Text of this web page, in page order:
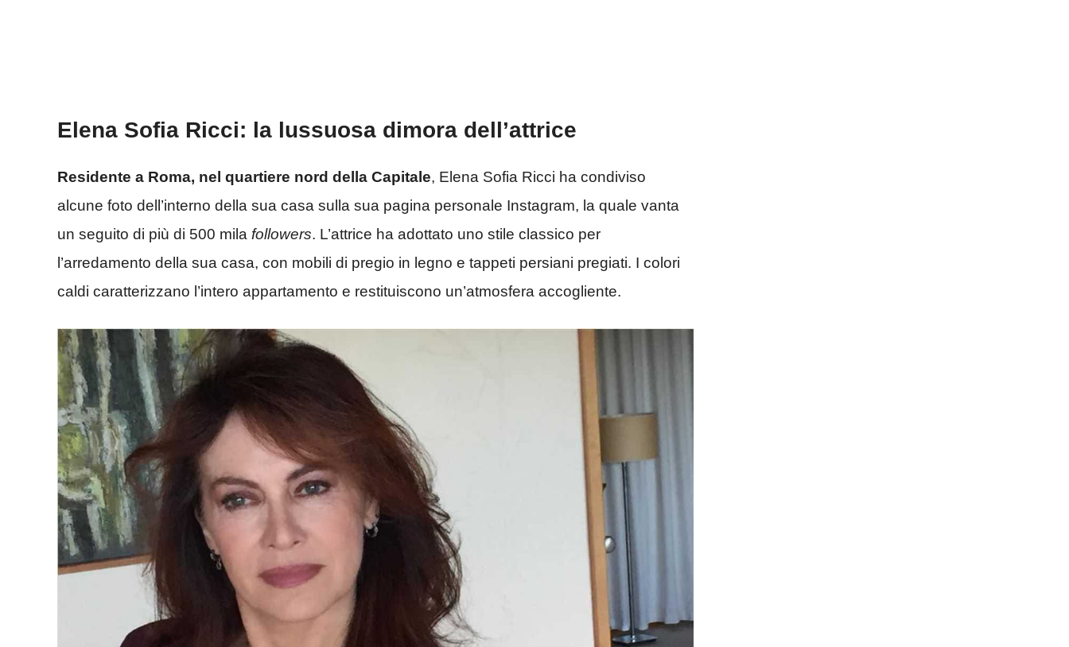
Elena Sofia Ricci: la lussuosa dimora dell’attrice
Residente a Roma, nel quartiere nord della Capitale, Elena Sofia Ricci ha condiviso
alcune foto dell’interno della sua casa sulla sua pagina personale Instagram, la quale vanta
un seguito di più di 500 mila followers. L’attrice ha adottato uno stile classico per
l’arredamento della sua casa, con mobili di pregio in legno e tappeti persiani pregiati. I colori
caldi caratterizzano l’intero appartamento e restituiscono un’atmosfera accogliente.